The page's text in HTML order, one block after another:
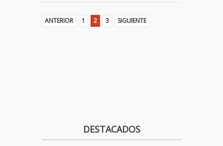
ANTERIOR 1 2 3 SIGUIENTE
DESTACADOS